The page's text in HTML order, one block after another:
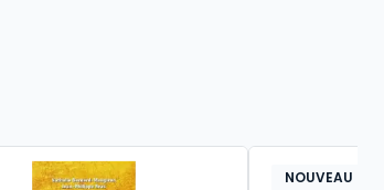
NOUVEAU